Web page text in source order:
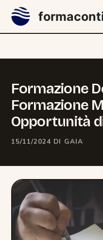
Formazione
Formazione
Opportunità
15/11/2024 DI GAIA